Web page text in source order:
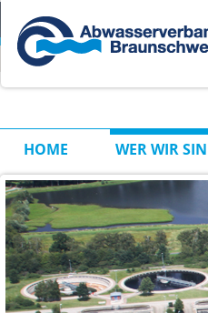
HOME WER WIR